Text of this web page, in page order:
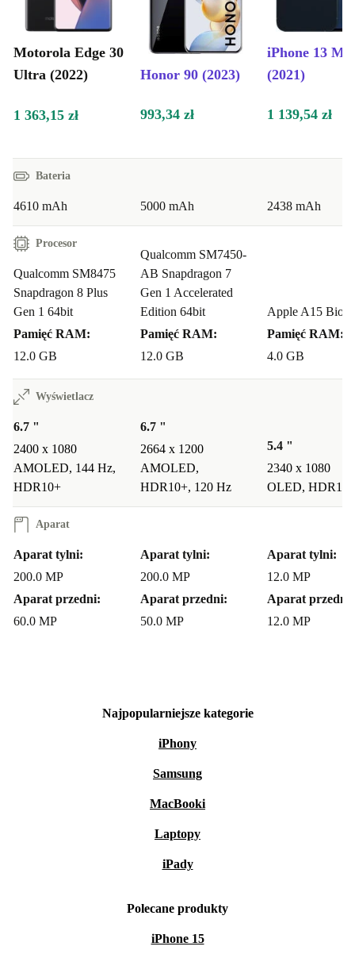
Motorola Edge 30
Ultra (2022)
Honor 90 (2023)
iPhone 13
(2021)
1 363,15 zł 993,34 zł 1 139,54 zł
Bateria
4610 mAh 5000 mAh 2438 mAh
Procesor
Qualcomm SM8475
Snapdragon 8 Plus
Gen 1 64bit
Pamięć RAM:
12.0 GB
Qualcomm SM7450-
AB Snapdragon 7
Gen 1 Accelerated
Edition 64bit
Pamięć RAM:
12.0 GB
Apple A15
Pamięć RAM:
4.0 GB
Wyświetlacz
6.7 "
2400 x 1080
AMOLED, 144 Hz,
HDR10+
6.7 "
2664 x 1200
AMOLED,
HDR10+, 120 Hz
5.4 "
2340 x 1080
OLED, HDR10
Aparat
Aparat tylni:
200.0 MP
Aparat przedni:
60.0 MP
Aparat tylni:
200.0 MP
Aparat przedni:
50.0 MP
Aparat tylni:
12.0 MP
Aparat przedni:
12.0 MP
Najpopularniejsze kategorie
iPhony
Samsung
MacBooki
Laptopy
iPady
Polecane produkty
iPhone 15